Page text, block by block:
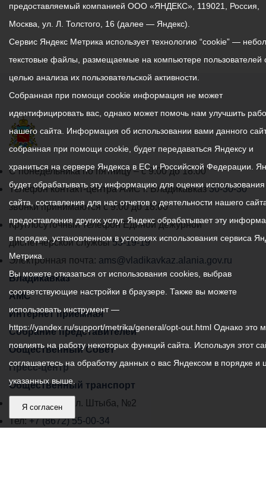
График
работы
администрации
местного
самоуправления
города
Владикавказ:
С понедельника по пятницу – с 9.00 до 18.00
Телефон контакт-центра АМС г. Владикавказ30-30-30
звонки принимаются с 9:00 до 18:00
Круглосуточный телефон Единой дежурной
диспетчерской службы53-19-19
Электронная почта: ams@vladikavkaz.alania.gov.ru
Владикавказ
АМС
Интернет приемная
Собрание представителей
Общественный Совет
Пресс-центр
Общественный транспорт
Владикавказ, пл. Штыба, №2
Тел:+7 (8672) 55-00-34
предоставляемый компанией ООО «ЯНДЕКС», 119021, Россия,
Москва, ул. Л. Толстого, 16 (далее — Яндекс).
Сервис Яндекс Метрика использует технологию “cookie” —
текстовые файлы, размещаемые на компьютере пользователей
целью анализа их пользовательской активности.
Собранная при помощи cookie информация не может
идентифицировать вас, однако может помочь нам улучшить
нашего сайта. Информация об использовании вами данного
собранная при помощи cookie, будет передаваться Яндексу и
храниться на сервере Яндекса в ЕС и Российской Федерации.
будет обрабатывать эту информацию для оценки
сайта, составления для нас отчетов о деятельности нашего
предоставления других услуг. Яндекс обрабатывает эту
в порядке, установленном в условиях использования сервиса
Метрика.
Вы можете отказаться от использования cookies, выбрав
соответствующие настройки в браузере. Также вы можете
использовать инструмент —
https://yandex.ru/support/metrika/general/opt-out.html Однако это
повлиять на работу некоторых функций сайта. Используя этот
соглашаетесь на обработку данных о вас Яндексом в порядке и
указанных выше.
Я согласен